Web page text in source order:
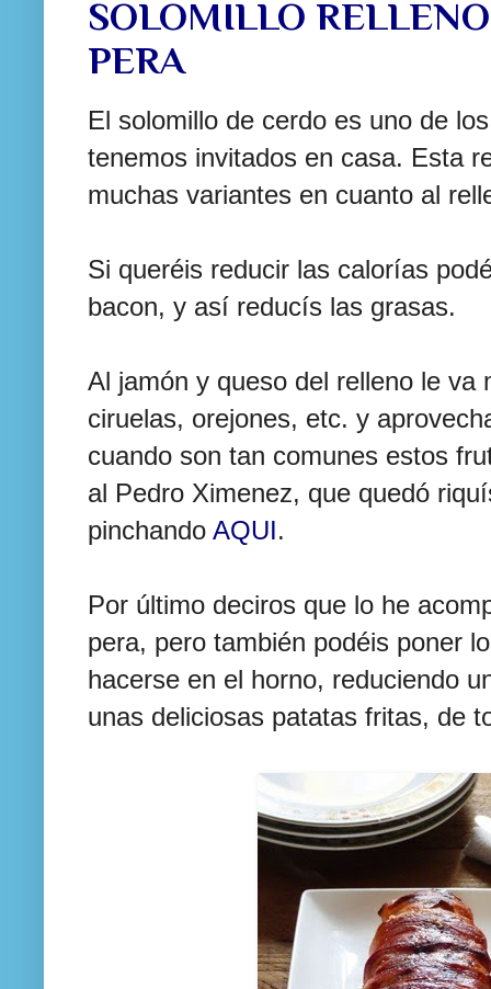
SOLOMILLO
PERA
El solomillo de cerdo es uno de
tenemos invitados en casa. Esta
muchas variantes en cuanto al
Si queréis reducir las calorías
bacon, y así reducís las grasas.
Al jamón y queso del relleno le va
ciruelas, orejones, etc. y
cuando son tan comunes estos
al Pedro Ximenez, que quedó
pinchando AQUI.
Por último deciros que lo he
pera, pero también podéis poner
hacerse en el horno, reduciendo
unas deliciosas patatas fritas, de